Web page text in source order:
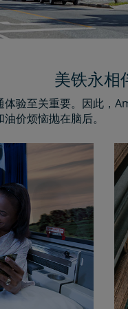
美铁永相
验至关重要。因此，
价烦恼抛在脑后。